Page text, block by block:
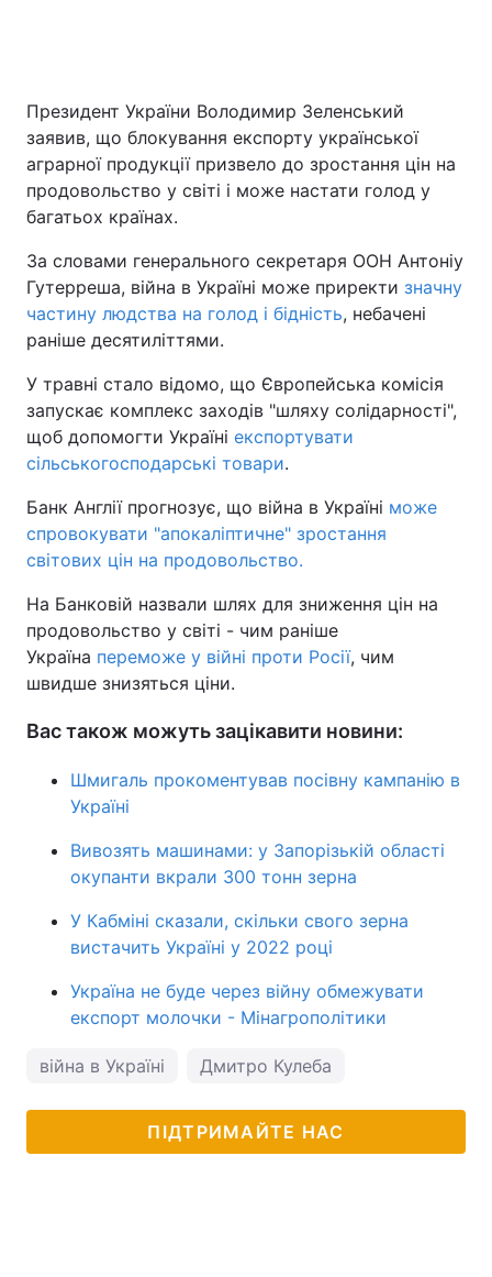
Президент України Володимир Зеленський
заявив, що блокування експорту української
аграрної продукції призвело до зростання цін на
продовольство у світі і може настати голод у
багатьох країнах.
За словами генерального секретаря ООН Антоніу
Гутерреша, війна в Україні може приректи значну
частину людства на голод і бідність, небачені
раніше десятиліттями.
У травні стало відомо, що Європейська комісія
запускає комплекс заходів "шляху солідарності",
щоб допомогти Україні експортувати
сільськогосподарські товари.
Банк Англії прогнозує, що війна в Україні може
спровокувати "апокаліптичне" зростання
світових цін на продовольство.
На Банковій назвали шлях для зниження цін на
продовольство у світі - чим раніше
Україна переможе у війні проти Росії, чим
швидше знизяться ціни.
Вас також можуть зацікавити новини:
Шмигаль прокоментував посівну кампанію в
Україні
Вивозять машинами: у Запорізькій області
окупанти вкрали 300 тонн зерна
У Кабміні сказали, скільки свого зерна
вистачить Україні у 2022 році
Україна не буде через війну обмежувати
експорт молочки - Мінагрополітики
війна в Україні Дмитро Кулеба
ПІДТРИМАЙТЕ НАС